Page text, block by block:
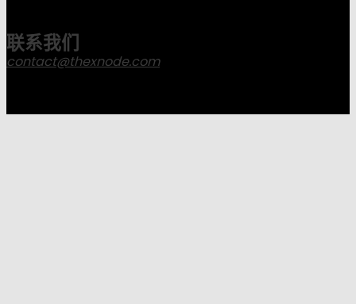
联系我们
contact@thexnode.com